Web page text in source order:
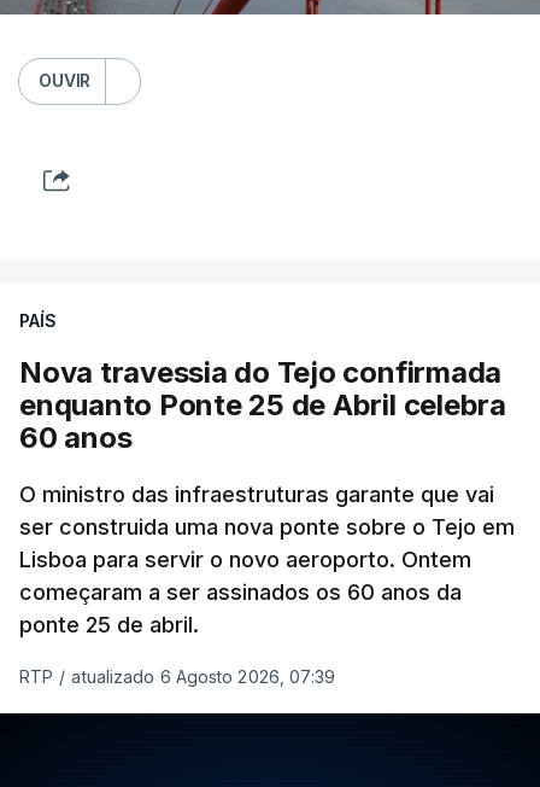
OUVIR
PAÍS
Nova travessia do Tejo confirmada
enquanto Ponte 25 de Abril celebra
60 anos
O ministro das infraestruturas garante que vai
ser construida uma nova ponte sobre o Tejo em
Lisboa para servir o novo aeroporto. Ontem
começaram a ser assinados os 60 anos da
ponte 25 de abril.
RTP / atualizado 6 Agosto 2026, 07:39